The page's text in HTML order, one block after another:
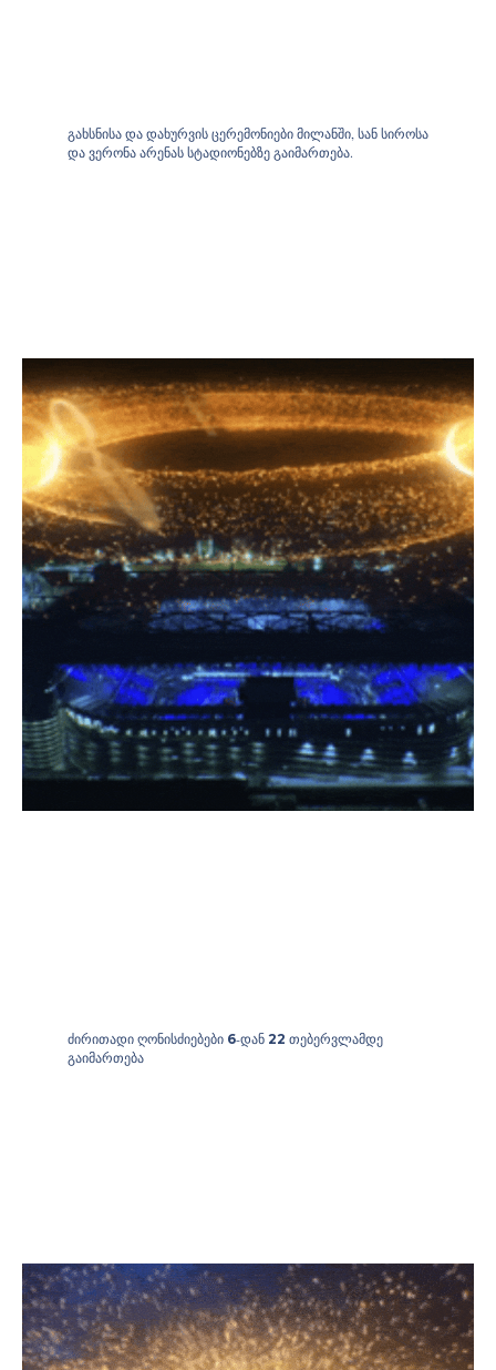
გახსნისა და დახურვის ცერემონიები მილანში, სან სიროსა
და ვერონა არენას სტადიონებზე გაიმართება.
ძირითადი ღონისძიებები 6-დან 22 თებერვლამდე
გაიმართება